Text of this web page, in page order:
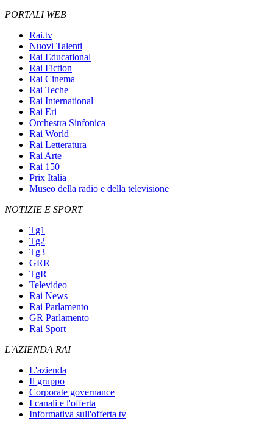
PORTALI WEB
Rai.tv
Nuovi Talenti
Rai Educational
Rai Fiction
Rai Cinema
Rai Teche
Rai International
Rai Eri
Orchestra Sinfonica
Rai World
Rai Letteratura
Rai Arte
Rai 150
Prix Italia
Museo della radio e della televisione
NOTIZIE E SPORT
Tg1
Tg2
Tg3
GRR
TgR
Televideo
Rai News
Rai Parlamento
GR Parlamento
Rai Sport
L'AZIENDA RAI
L'azienda
Il gruppo
Corporate governance
I canali e l'offerta
Informativa sull'offerta tv